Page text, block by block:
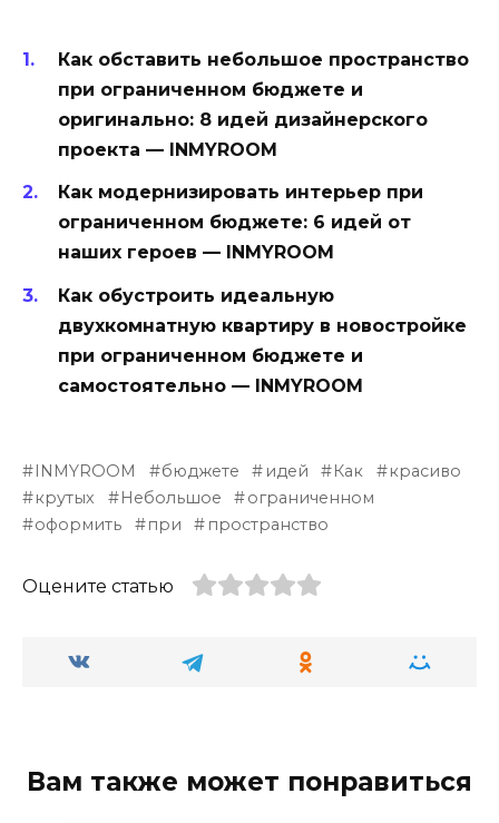
Как обставить небольшое пространство
при ограниченном бюджете и
оригинально: 8 идей дизайнерского
проекта — INMYROOM
Как модернизировать интерьер при
ограниченном бюджете: 6 идей от
наших героев — INMYROOM
Как обустроить идеальную
двухкомнатную квартиру в новостройке
при ограниченном бюджете и
самостоятельно — INMYROOM
INMYROOM бюджете идей Как
красиво
крутых
Небольшое
ограниченном
оформить
при пространство
Оцените статью
Вам также может понравиться